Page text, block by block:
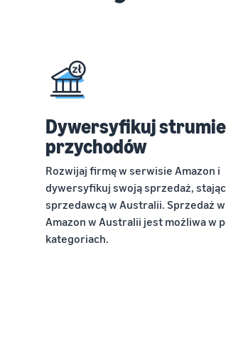
Dywersyfikuj
przychodów
Rozwijaj firmę w serwisie Amazon i
dywersyfikuj swoją sprzedaż,
sprzedawcą w Australii. Sprzedaż
Amazon w Australii jest możliwa w
kategoriach.